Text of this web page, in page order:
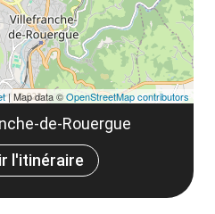
de-Rouergue
l'itinéraire
| Map data ©OpenStreetMap contributors